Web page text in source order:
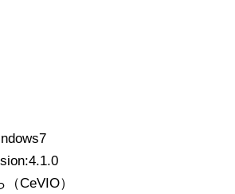
CeVIO）